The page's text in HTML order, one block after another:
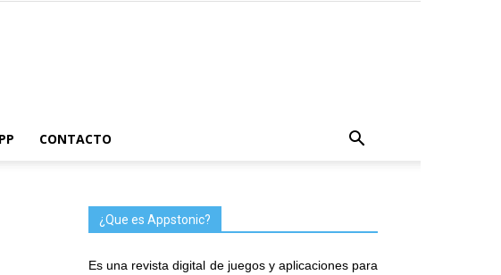
CONTACTO
¿Que es Appstonic?
Es una revista digital de juegos y aplicaciones para